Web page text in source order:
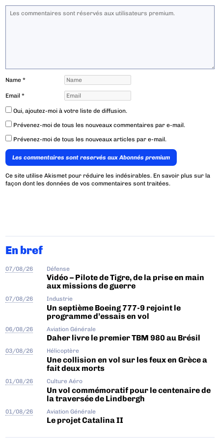
Name*
Email*
Oui, ajoutez-moi à votre liste de diffusion.
Prévenez-moi de tous les nouveaux commentaires par e-mail.
Prévenez-moi de tous les nouveaux articles par e-mail.
Les commentaires sont reservés aux Abonnés premium
Ce site utilise Akismet pour réduire les indésirables. En savoir plus sur la
façon dont les données de vos commentaires sont traitées.
En bref
07/08/26 Défense
Vidéo – Pilote de Tigre, de la prise en main
aux missions de guerre
07/08/26 Industrie
Un septième Boeing 777-9 rejoint le
programme d’essais en vol
06/08/26 Aviation Générale
Daher livre le premier TBM 980 au Brésil
03/08/26 Hélicoptère
Une collision en vol sur les feux en Grèce a
fait deux morts
01/08/26 Culture Aéro
Un vol commémoratif pour le centenaire de
la traversée de Lindbergh
01/08/26 Aviation Générale
Le projet Catalina II